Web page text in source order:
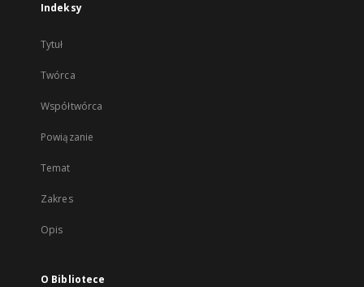
Indeksy
Tytuł
Twórca
Współtwórca
Powiązanie
Temat
Zakres
Opis
O Bibliotece